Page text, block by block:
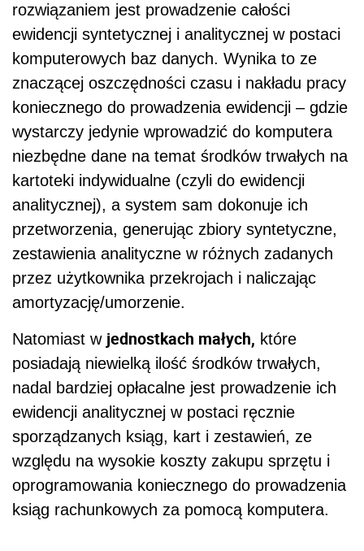
rozwiązaniem jest prowadzenie całości
ewidencji syntetycznej i analitycznej w postaci
komputerowych baz danych. Wynika to ze
znaczącej oszczędności czasu i nakładu pracy
koniecznego do prowadzenia ewidencji – gdzie
wystarczy jedynie wprowadzić do komputera
niezbędne dane na temat środków trwałych na
kartoteki indywidualne (czyli do ewidencji
analitycznej), a system sam dokonuje ich
przetworzenia, generując zbiory syntetyczne,
zestawienia analityczne w różnych zadanych
przez użytkownika przekrojach i naliczając
amortyzację/umorzenie.
Natomiast w jednostkach małych, które
posiadają niewielką ilość środków trwałych,
nadal bardziej opłacalne jest prowadzenie ich
ewidencji analitycznej w postaci ręcznie
sporządzanych ksiąg, kart i zestawień, ze
względu na wysokie koszty zakupu sprzętu i
oprogramowania koniecznego do prowadzenia
ksiąg rachunkowych za pomocą komputera.